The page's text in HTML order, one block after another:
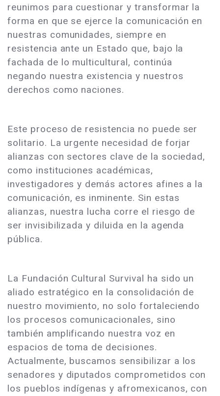
reunimos para cuestionar y transformar la
forma en que se ejerce la comunicación en
nuestras comunidades, siempre en
resistencia ante un Estado que, bajo la
fachada de lo multicultural, continúa
negando nuestra existencia y nuestros
derechos como naciones.
Este proceso de resistencia no puede ser
solitario. La urgente necesidad de forjar
alianzas con sectores clave de la sociedad,
como instituciones académicas,
investigadores y demás actores afines a la
comunicación, es inminente. Sin estas
alianzas, nuestra lucha corre el riesgo de
ser invisibilizada y diluida en la agenda
pública.
La Fundación Cultural Survival ha sido un
aliado estratégico en la consolidación de
nuestro movimiento, no solo fortaleciendo
los procesos comunicacionales, sino
también amplificando nuestra voz en
espacios de toma de decisiones.
Actualmente, buscamos sensibilizar a los
senadores y diputados comprometidos con
los pueblos indígenas y afromexicanos, con